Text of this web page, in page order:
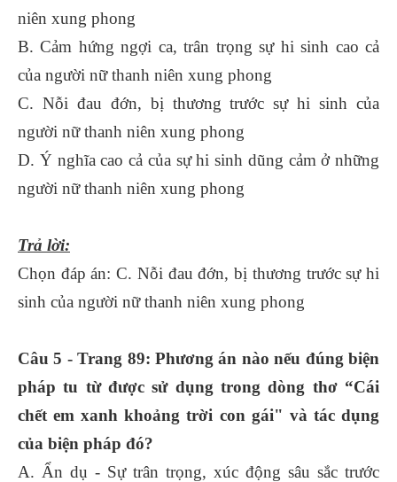
niên xung phong
B. Cảm hứng ngợi ca, trân trọng sự hi sinh cao cả
của người nữ thanh niên xung phong
C. Nỗi đau đớn, bị thương trước sự hi sinh của
người nữ thanh niên xung phong
D. Ý nghĩa cao cả của sự hi sinh dũng cảm ở những
người nữ thanh niên xung phong
Trả lời:
Chọn đáp án: C. Nỗi đau đớn, bị thương trước sự hi
sinh của người nữ thanh niên xung phong
Câu 5 - Trang 89: Phương án nào nếu đúng biện
pháp tu từ được sử dụng trong dòng thơ “Cái
chết em xanh khoảng trời con gái" và tác dụng
của biện pháp đó?
A. Ẩn dụ - Sự trân trọng, xúc động sâu sắc trước